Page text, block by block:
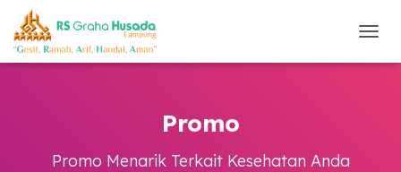
Promo
Promo Menarik Terkait Kesehatan Anda